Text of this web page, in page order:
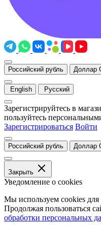
Российский рубль Доллар
English Русский
Зарегистрируйтесь в
пользуйтесь
Зарегистрироваться Войти
Российский рубль Доллар
Закрыть
Уведомление о cookies
Мы используем cookies для
Продолжая пользоваться
обработки персональных